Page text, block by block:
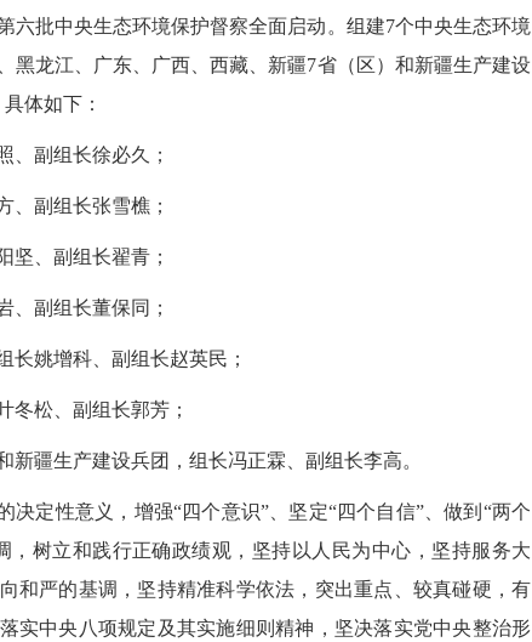
六批中央生态环境保护督察全面启动。组建7个中央生态环境
黑龙江、广东、广西、西藏、新疆7省（区）和新疆生产建设
体如下：
、副组长徐必久；
、副组长张雪樵；
坚、副组长翟青；
、副组长董保同；
长姚增科、副组长赵英民；
冬松、副组长郭芳；
疆生产建设兵团 ，组长冯正霖、副组长李高。
定性意义，增强“四个意识”、坚定“四个自信”、做到“两个
，树立和践行正确政绩观，坚持以人民为中心，坚持服务大
和严的基调，坚持精准科学依法，突出重点、较真碰硬，有
实中央八项规定及其实施细则精神，坚决落实党中央整治形